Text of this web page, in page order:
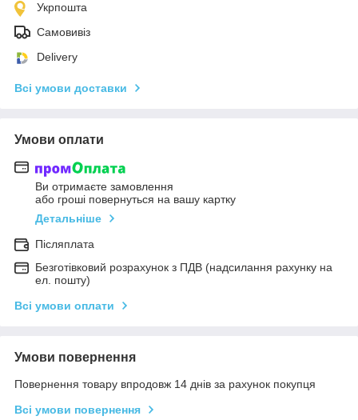
Укрпошта
Самовивіз
Delivery
Всі умови доставки
Умови оплати
Ви отримаєте замовлення
або гроші повернуться на вашу картку
Детальніше
Післяплата
Безготівковий розрахунок з ПДВ (надсилання рахунку на
ел. пошту)
Всі умови оплати
Умови повернення
Повернення товару впродовж 14 днів за рахунок покупця
Всі умови повернення